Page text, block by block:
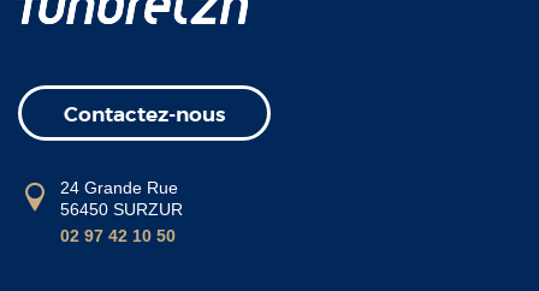
Contactez-nous
24 Grande Rue
56450 SURZUR
02 97 42 10 50